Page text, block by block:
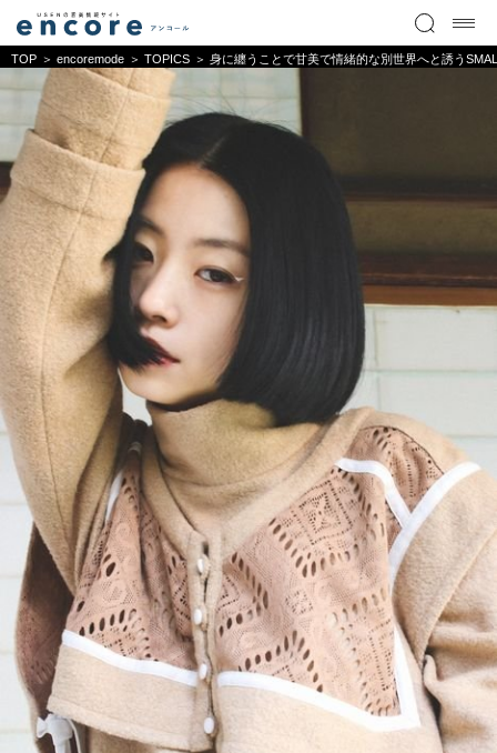
TOP encoremode TOPICS 身に纏うことで甘美で情緒的な別世界へと誘う